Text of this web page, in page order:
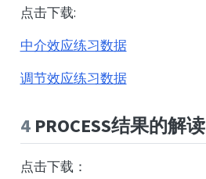
点击下载:
中介效应练习数据
调节效应练习数据
4PROCESS结果的解读
点击下载：